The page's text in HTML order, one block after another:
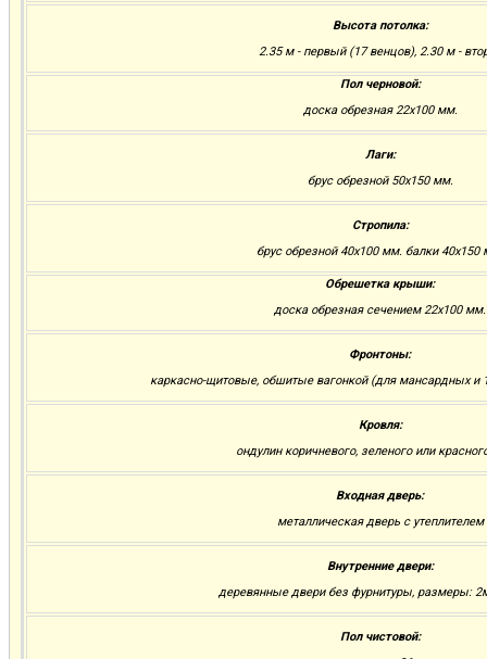
Высота потолка:
2.35 м - первый (17 венцов), 2.30 м -
Пол черновой:
доска обрезная 22х100 мм.
Лаги:
брус обрезной 50х150 мм.
Стропила:
брус обрезной 40х100 мм. балки 40х150
Обрешетка крыши:
доска обрезная сечением 22х100 мм.
Фронтоны:
каркасно-щитовые, обшитые вагонкой (для мансардных и
Кровля:
ондулин коричневого, зеленого или
Входная дверь:
металлическая дверь с утеплителем
Внутренние двери:
деревянные двери без фурнитуры, размеры:
Пол чистовой: